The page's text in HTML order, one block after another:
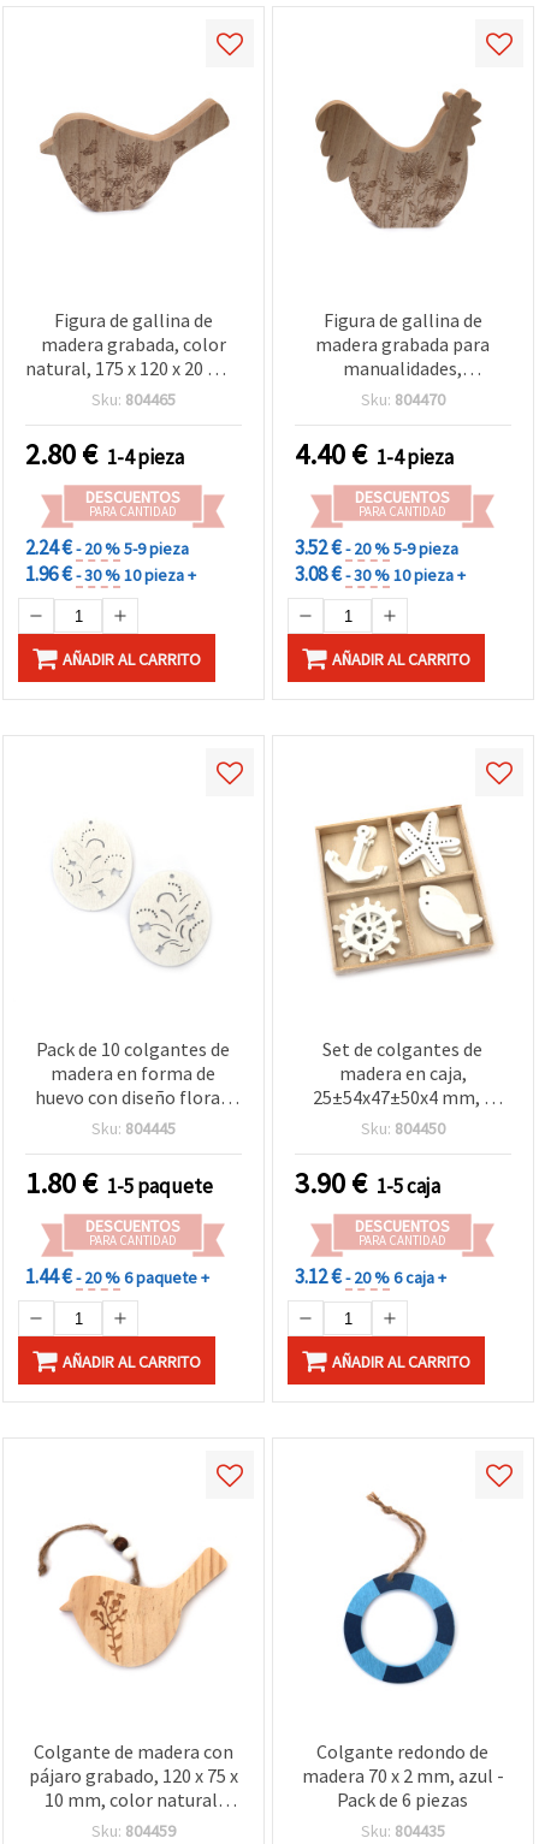
Figura de gallina de
madera grabada, color
natural, 175 x 120 x 20 mm
- 1 pieza para
Sku: 804465
2.80€ 1-4 pieza
DESCUENTOS
PARA CANTIDAD
2.24 €- 20 %5-9 pieza
1.96 €- 30 %10 pieza +
AÑADIR AL CARRITO
Figura de gallina de
madera grabada para
manualidades,
210x200x20 mm, color
Sku: 804470
4.40€ 1-4 pieza
DESCUENTOS
PARA CANTIDAD
3.52 €- 20 %5-9 pieza
3.08 €- 30 %10 pieza +
AÑADIR AL CARRITO
Pack de 10 colgantes de
madera en forma de
huevo con diseño floral,
42x50x2 mm, blanco
Sku: 804445
1.80€ 1-5 paquete
DESCUENTOS
PARA CANTIDAD
1.44 €- 20 %6 paquete +
AÑADIR AL CARRITO
Set de colgantes de
madera en caja,
25±54x47±50x4 mm, 4
diseños mixtos - Pack de
Sku: 804450
3.90€ 1-5 caja
DESCUENTOS
PARA CANTIDAD
3.12 €- 20 %6 caja +
AÑADIR AL CARRITO
Colgante de madera con
pájaro grabado, 120 x 75 x
10 mm, color natural,
para manualidades y
Sku: 804459
Colgante redondo de
madera 70 x 2 mm, azul -
Pack de 6 piezas
Sku: 804435